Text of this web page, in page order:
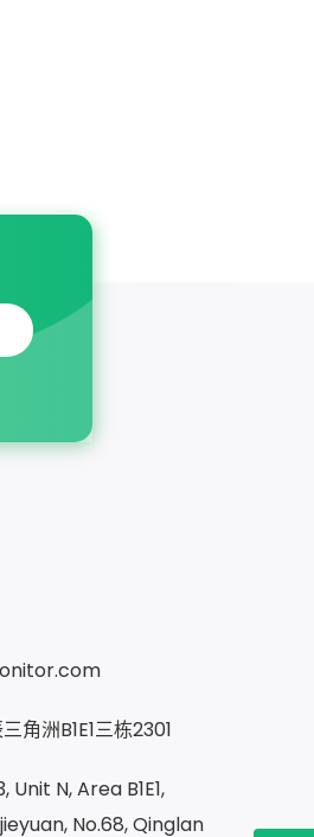
角洲B1E1三栋2301
Unit N, Area B1E1,
No.68, Qinglan